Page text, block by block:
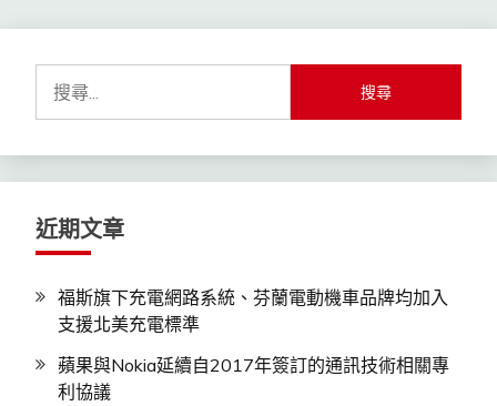
鍵
字:
近期文章
福斯旗下充電網路系統、芬蘭電動機車品牌均加入
支援北美充電標準
蘋果與Nokia延續自2017年簽訂的通訊技術相關專
利協議